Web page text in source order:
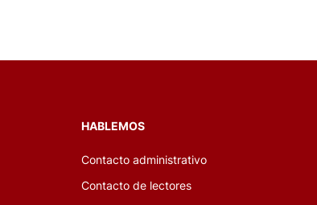
HABLEMOS
Contacto administrativo
Contacto de lectores